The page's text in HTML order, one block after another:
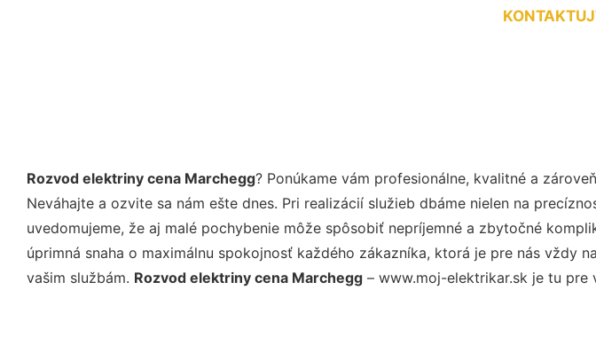
Rozvod elektriny cena Marchegg? Ponúkame vám profesionálne, kvalitné a
Neváhajte a ozvite sa nám ešte dnes. Pri realizácií služieb dbáme nielen na
uvedomujeme, že aj malé pochybenie môže spôsobiť nepríjemné a zbytočné
úprimná snaha o maximálnu spokojnosť každého zákazníka, ktorá je pre nás vždy
vašim službám. Rozvod elektriny cena Marchegg – www.moj-elektrikar.sk je tu pre